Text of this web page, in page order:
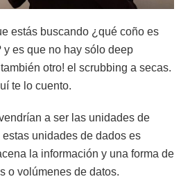
estás buscando ¿qué coño es
es que no hay sólo deep
otro! el scrubbing a secas.
te lo cuento.
a ser las unidades de
unidades de dados es
la información y una forma de
o volúmenes de datos.